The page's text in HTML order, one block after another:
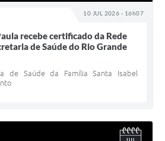
10 JUL 2026 - 16h07
recebe certificado da Rede
de Saúde do Rio Grande
de Saúde da Família Santa Isabel